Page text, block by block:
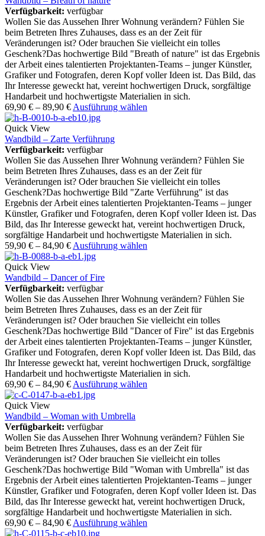
Verfügbarkeit: verfügbar
Wollen Sie das Aussehen Ihrer Wohnung verändern? Fühlen Sie
beim Betreten Ihres Zuhauses, dass es an der Zeit für
Veränderungen ist? Oder brauchen Sie vielleicht ein tolles
Geschenk?Das hochwertige Bild "Breath of nature" ist das Ergebnis
der Arbeit eines talentierten Projektanten-Teams – junger Künstler,
Grafiker und Fotografen, deren Kopf voller Ideen ist. Das Bild, das
Ihr Interesse geweckt hat, vereint hochwertigen Druck, sorgfältige
Handarbeit und hochwertigste Materialien in sich.
69,90 € – 89,90 € Ausführung wählen
Quick View
Wandbild – Zarte Verführung
Verfügbarkeit: verfügbar
Wollen Sie das Aussehen Ihrer Wohnung verändern? Fühlen Sie
beim Betreten Ihres Zuhauses, dass es an der Zeit für
Veränderungen ist? Oder brauchen Sie vielleicht ein tolles
Geschenk?Das hochwertige Bild "Zarte Verführung" ist das
Ergebnis der Arbeit eines talentierten Projektanten-Teams – junger
Künstler, Grafiker und Fotografen, deren Kopf voller Ideen ist. Das
Bild, das Ihr Interesse geweckt hat, vereint hochwertigen Druck,
sorgfältige Handarbeit und hochwertigste Materialien in sich.
59,90 € – 84,90 € Ausführung wählen
Quick View
Wandbild – Dancer of Fire
Verfügbarkeit: verfügbar
Wollen Sie das Aussehen Ihrer Wohnung verändern? Fühlen Sie
beim Betreten Ihres Zuhauses, dass es an der Zeit für
Veränderungen ist? Oder brauchen Sie vielleicht ein tolles
Geschenk?Das hochwertige Bild "Dancer of Fire" ist das Ergebnis
der Arbeit eines talentierten Projektanten-Teams – junger Künstler,
Grafiker und Fotografen, deren Kopf voller Ideen ist. Das Bild, das
Ihr Interesse geweckt hat, vereint hochwertigen Druck, sorgfältige
Handarbeit und hochwertigste Materialien in sich.
69,90 € – 84,90 € Ausführung wählen
Quick View
Wandbild – Woman with Umbrella
Verfügbarkeit: verfügbar
Wollen Sie das Aussehen Ihrer Wohnung verändern? Fühlen Sie
beim Betreten Ihres Zuhauses, dass es an der Zeit für
Veränderungen ist? Oder brauchen Sie vielleicht ein tolles
Geschenk?Das hochwertige Bild "Woman with Umbrella" ist das
Ergebnis der Arbeit eines talentierten Projektanten-Teams – junger
Künstler, Grafiker und Fotografen, deren Kopf voller Ideen ist. Das
Bild, das Ihr Interesse geweckt hat, vereint hochwertigen Druck,
sorgfältige Handarbeit und hochwertigste Materialien in sich.
69,90 € – 84,90 € Ausführung wählen